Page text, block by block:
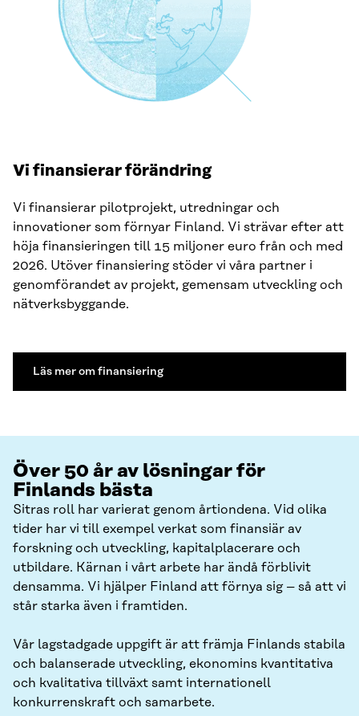
Vi finansierar förändring
Vi finansierar pilotprojekt, utredningar och
innovationer som förnyar Finland. Vi strävar efter att
höja finansieringen till 15 miljoner euro från och med
2026. Utöver finansiering stöder vi våra partner i
genomförandet av projekt, gemensam utveckling och
nätverksbyggande.
Läs mer om finansiering
Över 50 år av lösningar för
Finlands bästa
Sitras roll har varierat genom årtiondena. Vid olika
tider har vi till exempel verkat som finansiär av
forskning och utveckling, kapitalplacerare och
utbildare. Kärnan i vårt arbete har ändå förblivit
densamma. Vi hjälper Finland att förnya sig – så att vi
står starka även i framtiden.
Vår lagstadgade uppgift är att främja Finlands stabila
och balanserade utveckling, ekonomins kvantitativa
och kvalitativa tillväxt samt internationell
konkurrenskraft och samarbete.